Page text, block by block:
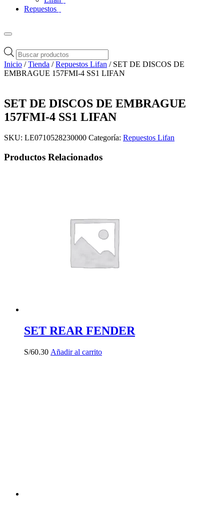
Repuestos
Búsqueda
de
productos
Inicio /Tienda /Repuestos Lifan / SET DE DISCOS DE
EMBRAGUE 157FMI-4 SS1 LIFAN
SET DE DISCOS DE EMBRAGUE
157FMI-4 SS1 LIFAN
SKU: LE0710528230000 Categoría: Repuestos Lifan
Productos Relacionados
SET REAR FENDER
S/60.30 Añadir al carrito